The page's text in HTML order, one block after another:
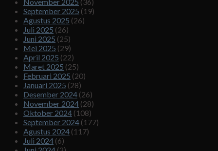
September 2025 (19)
Agustus 2025 (26)
Juli 2025 (26)
Juni 2025 (25)
Mei 2025 (29)
April 2025 (22)
Maret 2025 (25)
Februari 2025 (20)
Januari 2025 (28)
Desember 2024 (26)
November 2024 (28)
Oktober 2024 (108)
September 2024 (177)
Agustus 2024 (117)
Juli 2024 (6)